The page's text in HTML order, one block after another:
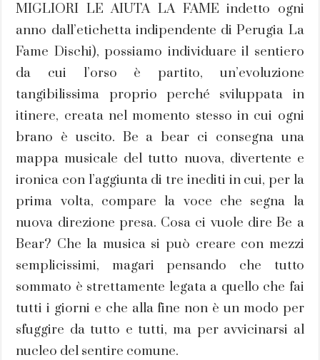
MIGLIORI LE AIUTA LA FAME indetto ogni
anno dall’etichetta indipendente di Perugia La
Fame Dischi), possiamo individuare il sentiero
da cui l’orso è partito, un’evoluzione
tangibilissima proprio perché sviluppata in
itinere, creata nel momento stesso in cui ogni
brano è uscito. Be a bear ci consegna una
mappa musicale del tutto nuova, divertente e
ironica con l’aggiunta di tre inediti in cui, per la
prima volta, compare la voce che segna la
nuova direzione presa. Cosa ci vuole dire Be a
Bear? Che la musica si può creare con mezzi
semplicissimi, magari pensando che tutto
sommato è strettamente legata a quello che fai
tutti i giorni e che alla fine non è un modo per
sfuggire da tutto e tutti, ma per avvicinarsi al
nucleo del sentire comune.